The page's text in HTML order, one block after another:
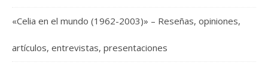
«Celia en el mundo (1962-2003)» – Reseñas, opiniones,
artículos, entrevistas, presentaciones